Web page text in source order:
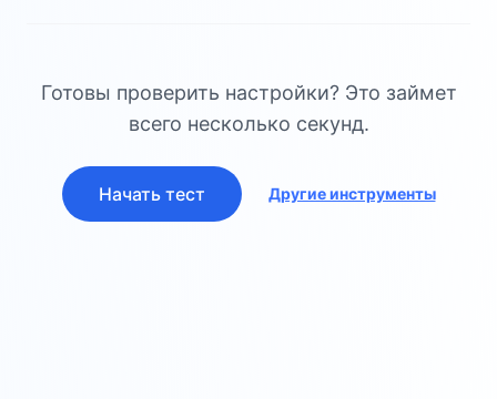
Готовы проверить настройки? Это займет
всего несколько секунд.
Начать тест Другие инструменты